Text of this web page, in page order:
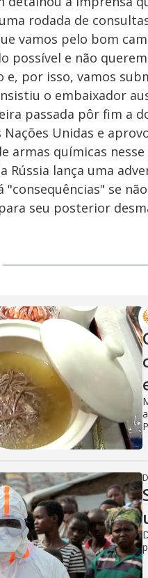
rodada de
vamos pelo bom
possível e não
e, por isso, vamos
o embaixador
passada pôr fim a
Nações Unidas e
armas químicas
Rússia lança uma
"consequências" se
seu posterior